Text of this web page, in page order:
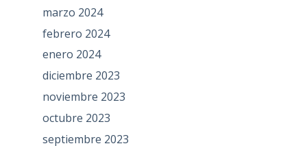
marzo 2024
febrero 2024
enero 2024
diciembre 2023
noviembre 2023
octubre 2023
septiembre 2023